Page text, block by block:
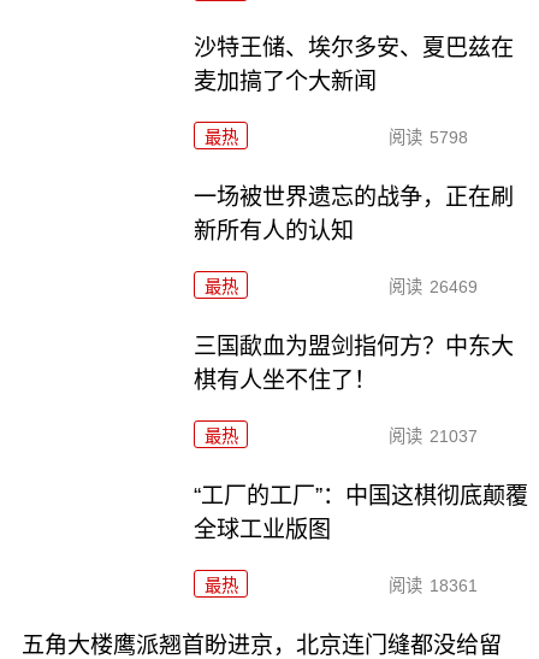
沙特王储、埃尔多安、夏巴兹在
麦加搞了个大新闻
最热 阅读 5798
一场被世界遗忘的战争，正在刷
新所有人的认知
最热 阅读 26469
三国歃血为盟剑指何方？中东大
棋有人坐不住了！
最热 阅读 21037
“工厂的工厂”：中国这棋彻底颠覆
全球工业版图
最热 阅读 18361
五角大楼鹰派翘首盼进京，北京连门缝都没给留